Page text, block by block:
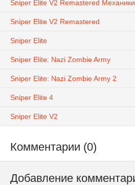
Sniper Elite V2 Remastered Механики
Sniper Elite V2 Remastered
Sniper Elite
Sniper Elite: Nazi Zombie Army
Sniper Elite: Nazi Zombie Army 2
Sniper Elite 4
Sniper Elite V2
Комментарии (0)
Добавление